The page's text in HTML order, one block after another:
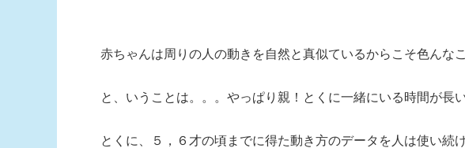
赤ちゃんは周りの人の動きを自然と真似ているからこそ色んな
と、いうことは。。。やっぱり親！とくに一緒にいる時間が長
とくに、５，６才の頃までに得た動き方のデータを人は使い続